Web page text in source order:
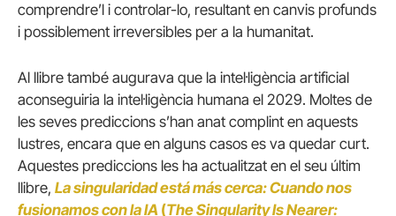
comprendre’l i controlar-lo, resultant en canvis profunds
i possiblement irreversibles per a la humanitat.
Al llibre també augurava que la intel·ligència artificial
aconseguiria la intel·ligència humana el 2029. Moltes de
les seves prediccions s’han anat complint en aquests
lustres, encara que en alguns casos es va quedar curt.
Aquestes prediccions les ha actualitzat en el seu últim
llibre, La singularidad está más cerca: Cuando nos
fusionamos con la IA (The Singularity Is Nearer: